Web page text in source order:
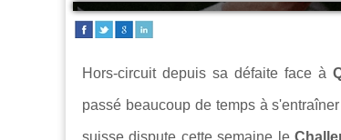
Hors-circuit depuis sa défaite face à
passé beaucoup de temps à
suisse dispute cette semaine le